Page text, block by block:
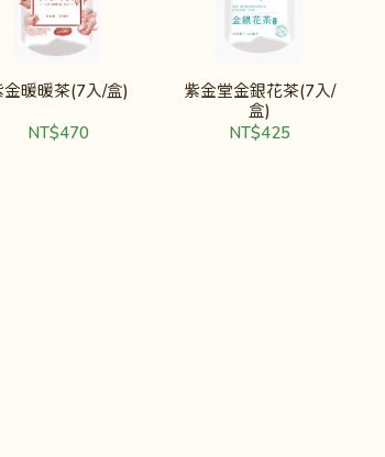
金暖暖茶(7入/盒)
NT$470
紫金堂金銀花茶(7入/
盒)
NT$425